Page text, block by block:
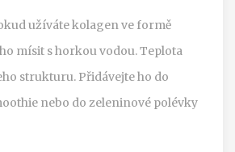
užíváte kolagen ve formě
mísit s horkou vodou. Teplota
strukturu. Přidávejte ho do
nebo do zeleninové polévky